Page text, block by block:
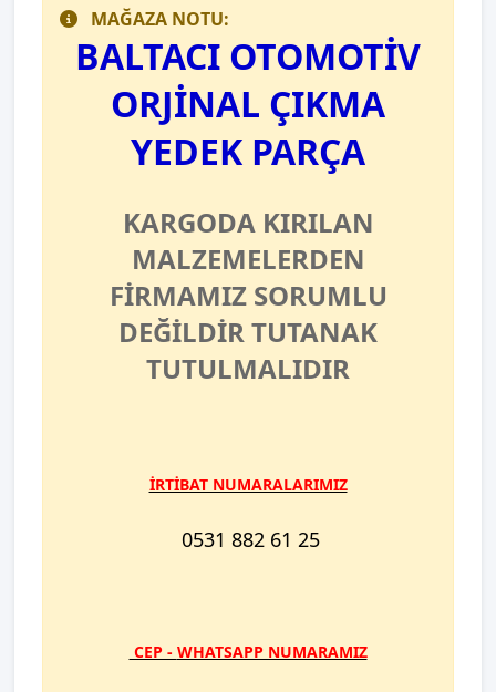
MAĞAZA NOTU:
BALTACI OTOMOTİV
ORJİNAL ÇIKMA
YEDEK PARÇA
KARGODA KIRILAN
MALZEMELERDEN
FİRMAMIZ SORUMLU
DEĞİLDİR TUTANAK
TUTULMALIDIR
İRTİBAT NUMARALARIMIZ
0531 882 61 25
​ CEP - WHATSAPP NUMARAMIZ